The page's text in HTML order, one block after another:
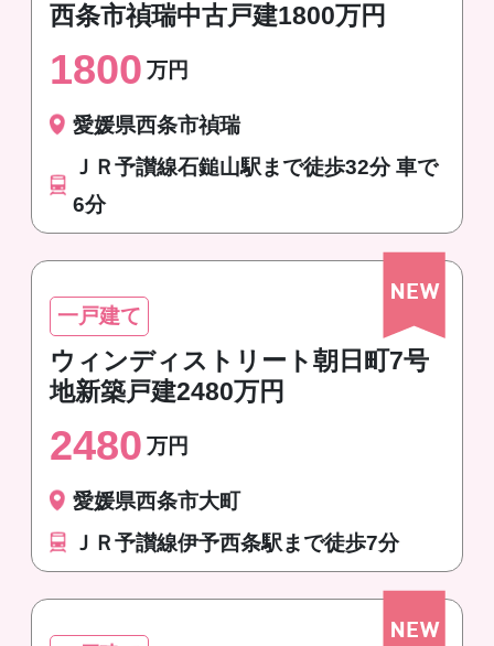
西条市禎瑞中古戸建1800万円
1800 万円
愛媛県西条市禎瑞
ＪＲ予讃線石鎚山駅まで徒歩32分 車で
6分
一戸建て
ウィンディストリート朝日町7号
地新築戸建2480万円
2480 万円
愛媛県西条市大町
ＪＲ予讃線伊予西条駅まで徒歩7分